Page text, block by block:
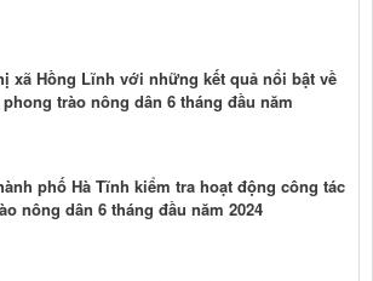
xã Hồng Lĩnh với những kết quả nổi bật về
trào nông dân 6 tháng đầu năm
phố Hà Tĩnh kiểm tra hoạt động công tác
nông dân 6 tháng đầu năm 2024